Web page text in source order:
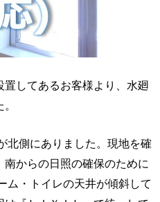
してあるお客様より、水廻
北側にありました。現地を確
からの日照の確保のために
ム・トイレの天井が傾斜して